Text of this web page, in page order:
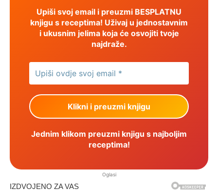
Upiši svoj email i preuzmi BESPLATNU
knjigu s receptima! Uživaj u jednostavnim
i ukusnim jelima koja će osvojiti tvoje
najdraže.
Jednim klikom preuzmi knjigu s najboljim
receptima!
Oglasi